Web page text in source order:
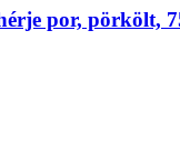
por, pörkölt,